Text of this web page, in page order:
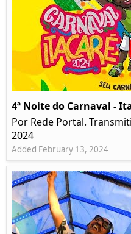
4ª Noite do Carnaval -
Por Rede Portal.
2024
Added February 13, 2024